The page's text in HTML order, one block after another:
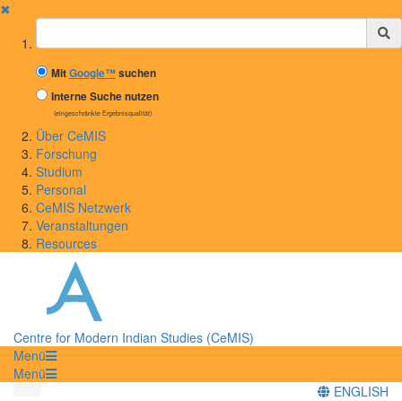
✖
Suchbegriff
MitGoogle™suchen
Interne Suche nutzen
(eingeschränkte Ergebnisqualität)
Über CeMIS
Forschung
Studium
Personal
CeMIS Netzwerk
Veranstaltungen
Resources
Centre for Modern Indian Studies (CeMIS)
Menü
Menü
ENGLISH